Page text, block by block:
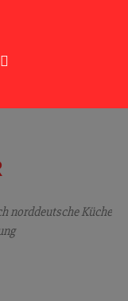
norddeutsche Küche